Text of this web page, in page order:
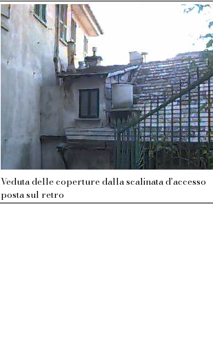
Veduta delle coperture dalla scalinata d'accesso
posta sul retro